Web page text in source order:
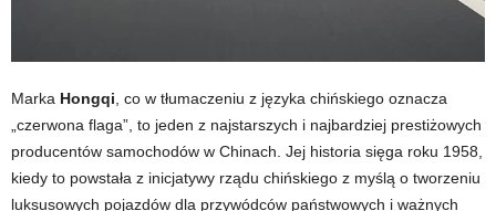
Marka Hongqi , co w tłumaczeniu z języka chińskiego oznacza
„czerwona flaga”, to jeden z najstarszych i najbardziej prestiżowych
producentów samochodów w Chinach. Jej historia sięga roku 1958,
kiedy to powstała z inicjatywy rządu chińskiego z myślą o tworzeniu
luksusowych pojazdów dla przywódców państwowych i ważnych